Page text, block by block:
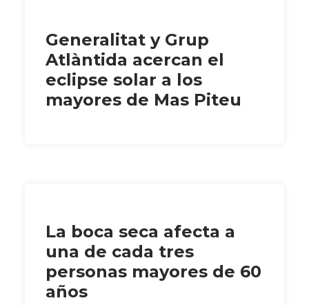
Generalitat y Grup
Atlàntida acercan el
eclipse solar a los
mayores de Mas Piteu
La boca seca afecta a
una de cada tres
personas mayores de 60
años